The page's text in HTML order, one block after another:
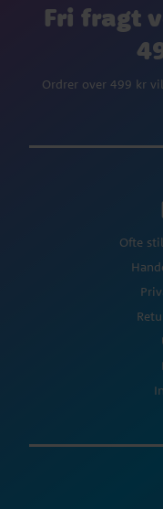
Fri fragt
Ordrer over 499 kr
Ofte